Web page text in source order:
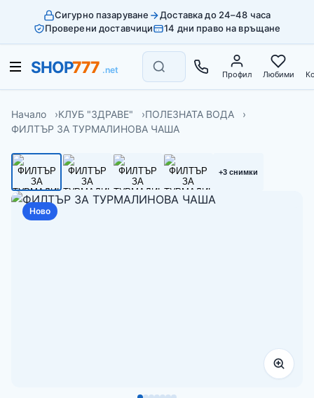
Сигурно пазаруване
Доставка до 24–48 часа
Проверени доставчици
14 дни право на връщане
Профил Любими
Начало КЛУБ "ЗДРАВЕ"
ПОЛЕЗНАТА ВОДА
ФИЛТЪР ЗА ТУРМАЛИНОВА ЧАША
+3 снимки
Ново